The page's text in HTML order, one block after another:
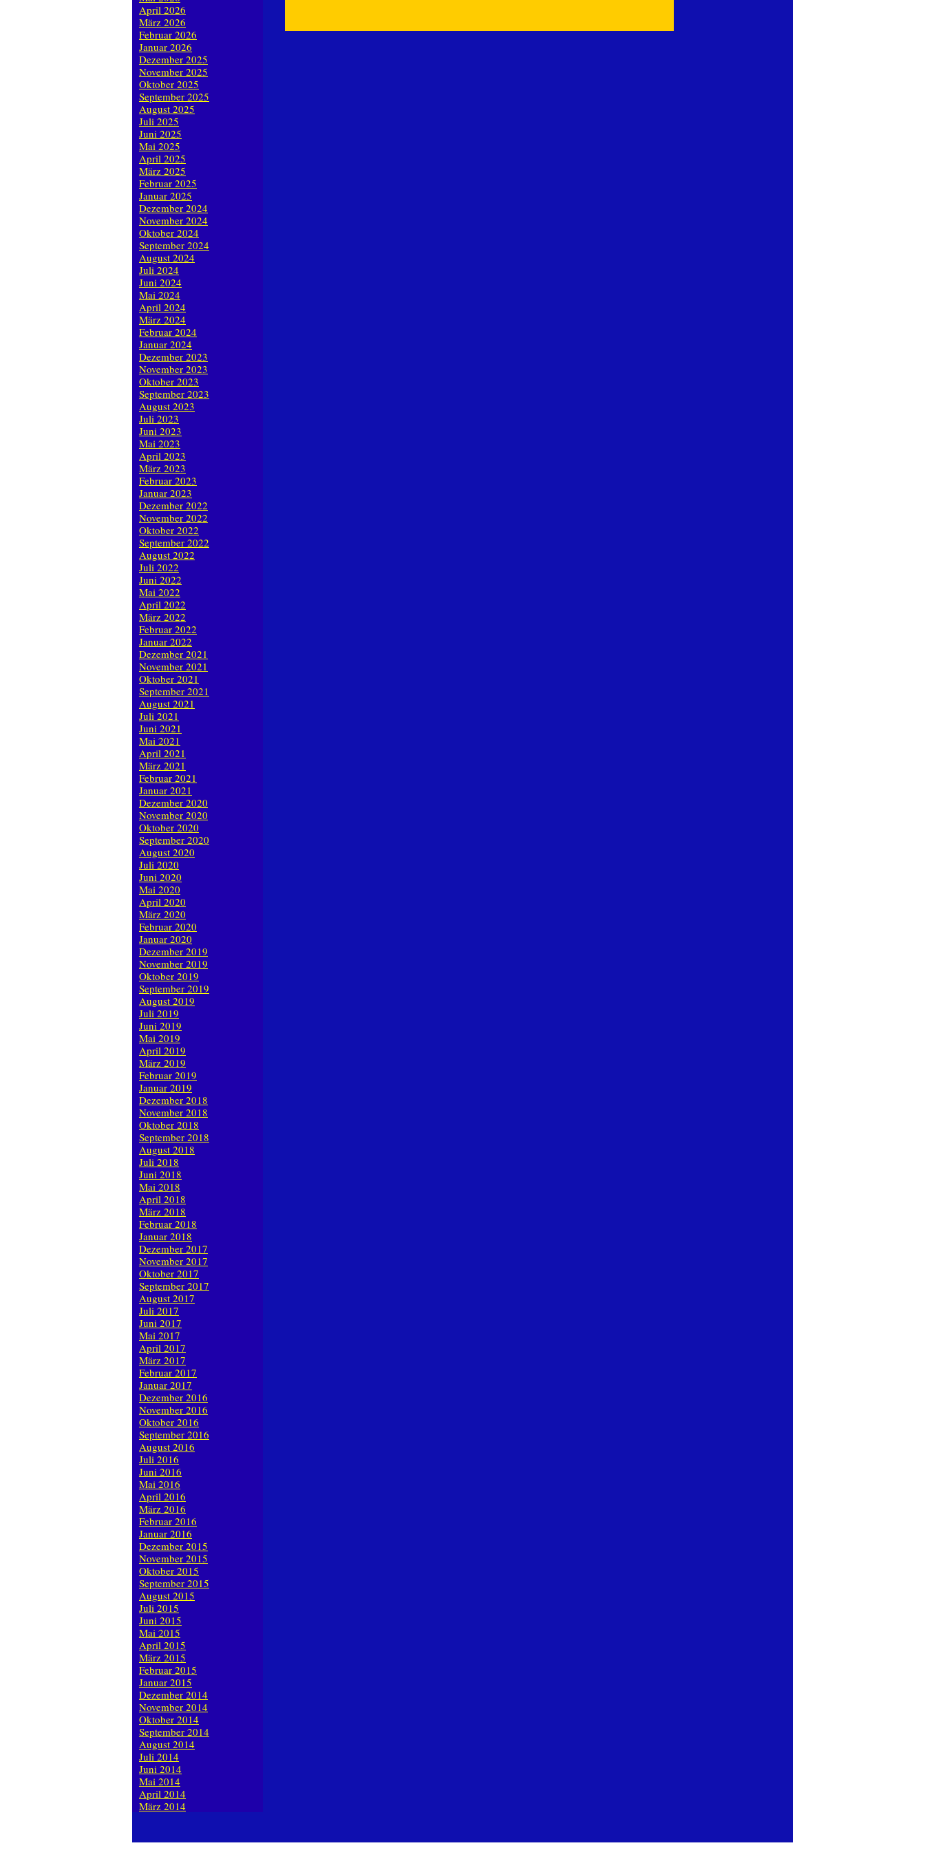
April 2026
März 2026
Februar 2026
Januar 2026
Dezember 2025
November 2025
Oktober 2025
September 2025
August 2025
Juli 2025
Juni 2025
Mai 2025
April 2025
März 2025
Februar 2025
Januar 2025
Dezember 2024
November 2024
Oktober 2024
September 2024
August 2024
Juli 2024
Juni 2024
Mai 2024
April 2024
März 2024
Februar 2024
Januar 2024
Dezember 2023
November 2023
Oktober 2023
September 2023
August 2023
Juli 2023
Juni 2023
Mai 2023
April 2023
März 2023
Februar 2023
Januar 2023
Dezember 2022
November 2022
Oktober 2022
September 2022
August 2022
Juli 2022
Juni 2022
Mai 2022
April 2022
März 2022
Februar 2022
Januar 2022
Dezember 2021
November 2021
Oktober 2021
September 2021
August 2021
Juli 2021
Juni 2021
Mai 2021
April 2021
März 2021
Februar 2021
Januar 2021
Dezember 2020
November 2020
Oktober 2020
September 2020
August 2020
Juli 2020
Juni 2020
Mai 2020
April 2020
März 2020
Februar 2020
Januar 2020
Dezember 2019
November 2019
Oktober 2019
September 2019
August 2019
Juli 2019
Juni 2019
Mai 2019
April 2019
März 2019
Februar 2019
Januar 2019
Dezember 2018
November 2018
Oktober 2018
September 2018
August 2018
Juli 2018
Juni 2018
Mai 2018
April 2018
März 2018
Februar 2018
Januar 2018
Dezember 2017
November 2017
Oktober 2017
September 2017
August 2017
Juli 2017
Juni 2017
Mai 2017
April 2017
März 2017
Februar 2017
Januar 2017
Dezember 2016
November 2016
Oktober 2016
September 2016
August 2016
Juli 2016
Juni 2016
Mai 2016
April 2016
März 2016
Februar 2016
Januar 2016
Dezember 2015
November 2015
Oktober 2015
September 2015
August 2015
Juli 2015
Juni 2015
Mai 2015
April 2015
März 2015
Februar 2015
Januar 2015
Dezember 2014
November 2014
Oktober 2014
September 2014
August 2014
Juli 2014
Juni 2014
Mai 2014
April 2014
März 2014